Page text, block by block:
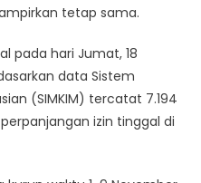
tetap sama.
pada hari Jumat, 18
data Sistem
(SIMKIM) tercatat 7.194
izin tinggal di